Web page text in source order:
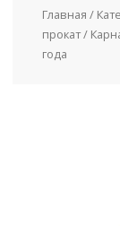
Главная /
прокат/
года